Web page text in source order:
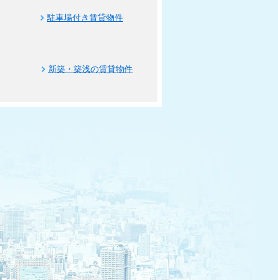
駐車場付き賃貸物件
新築・築浅の賃貸物件